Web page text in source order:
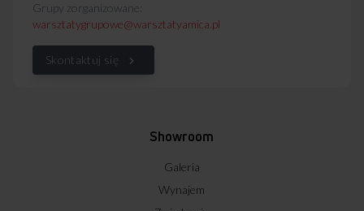
Grupy zorganizowane:
warsztatygrupowe@warsztatyamica.pl
Skontaktuj się
Showroom
Galeria
Wynajem